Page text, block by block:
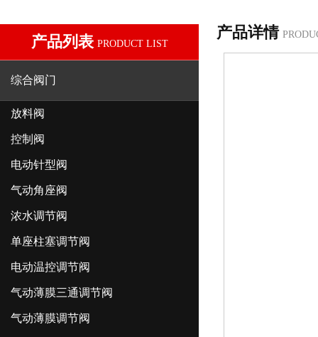
产品列表 PRODUCT LIST
综合阀门
放料阀
控制阀
电动针型阀
气动角座阀
浓水调节阀
单座柱塞调节阀
电动温控调节阀
气动薄膜三通调节阀
气动薄膜调节阀
产品详情